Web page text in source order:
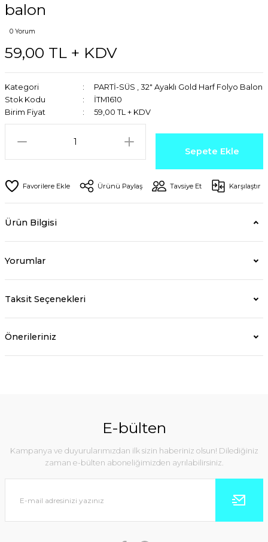
balon
0 Yorum
59,00 TL + KDV
Kategori PARTİ-SÜS , 32″ Ayaklı Gold Harf Folyo Balon
Stok Kodu
İTM1610
Birim Fiyat
59,00 TL + KDV
Sepete Ekle
Ürünü Paylaş Tavsiye Et Karşılaştır
Ürün Bilgisi
Yorumlar
Taksit Seçenekleri
Önerileriniz
E-bülten
Kampanya ve duyurularımızdan ilk sizin haberiniz olsun! Dilediğiniz
zaman e-bülten aboneliğimizden ayrılabilirsiniz.